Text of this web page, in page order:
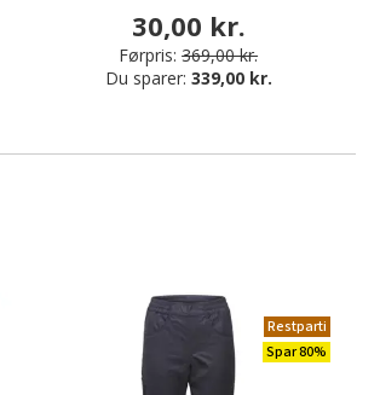
30,00 kr.
Førpris: 369,00 kr.
Du sparer: 339,00 kr.
Restparti
Spar 80%